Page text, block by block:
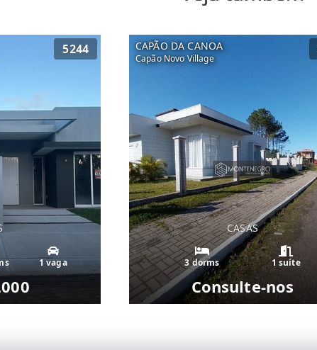
5244
1 vaga
CAPÃO DA CANOA
Capão Novo Village
CASAS
3 dorms 1 suíte
Consulte-nos